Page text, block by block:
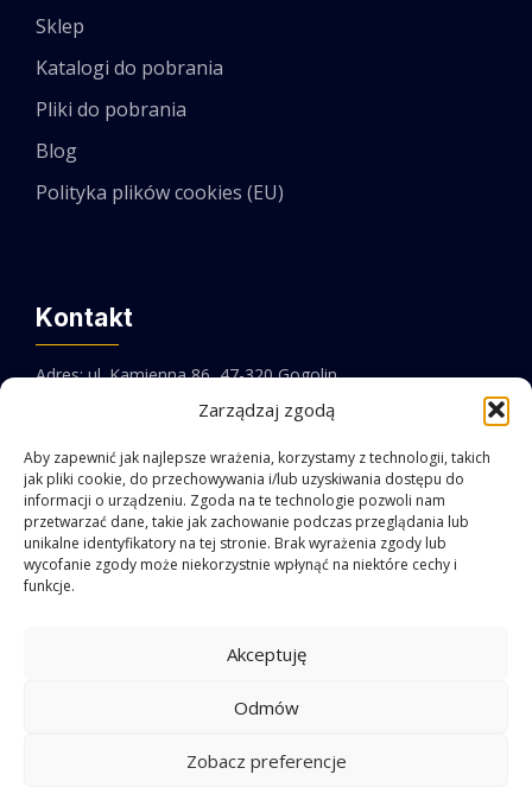
Zarządzaj zgodą
Aby zapewnić jak najlepsze wrażenia, korzystamy z technologii, takich
jak pliki cookie, do przechowywania i/lub uzyskiwania dostępu do
informacji o urządzeniu. Zgoda na te technologie pozwoli nam
przetwarzać dane, takie jak zachowanie podczas przeglądania lub
unikalne identyfikatory na tej stronie. Brak wyrażenia zgody lub
wycofanie zgody może niekorzystnie wpłynąć na niektóre cechy i
funkcje.
Akceptuję
Odmów
Zobacz preferencje
Sklep
Katalogi do pobrania
Pliki do pobrania
Blog
Polityka plików cookies (EU)
Kontakt
Adres: ul. Kamienna 86, 47-320 Gogolin
Telefon:+48 77 546 10 45
Facebook
LinkedIn
PEBIT 2026